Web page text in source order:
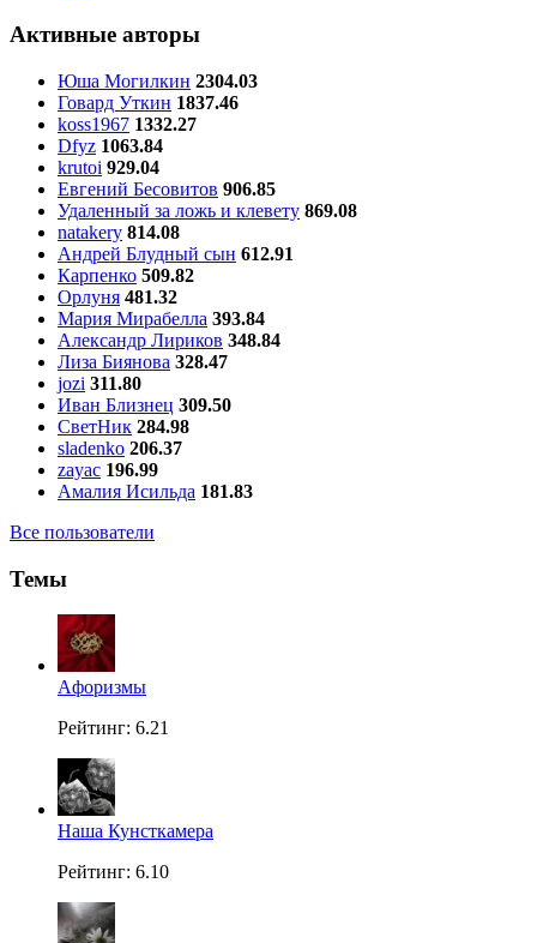
Активные авторы
Юша Могилкин 2304.03
Говард Уткин 1837.46
koss1967 1332.27
Dfyz 1063.84
krutoi 929.04
Евгений Бесовитов 906.85
Удаленный за ложь и клевету 869.08
natakery 814.08
Андрей Блудный сын 612.91
Карпенко 509.82
Орлуня 481.32
Мария Мирабелла 393.84
Александр Лириков 348.84
Лиза Биянова 328.47
jozi 311.80
Иван Близнец 309.50
СветНик 284.98
sladenko 206.37
zayac 196.99
Амалия Исильда 181.83
Все пользователи
Темы
Aфоризмы
Рейтинг: 6.21
Наша Кунсткамера
Рейтинг: 6.10